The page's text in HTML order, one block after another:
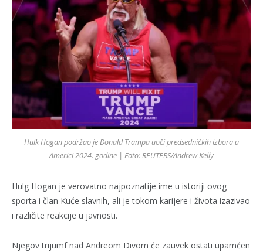
Hulk Hogan podržao je Donald Trampa uoči predsedničkih izbora u
Americi 2024. godine | Foto: REUTERS/Andrew Kelly
Hulg Hogan je verovatno najpoznatije ime u istoriji ovog
sporta i član Kuće slavnih, ali je tokom karijere i života izazivao
i različite reakcije u javnosti.
Njegov trijumf nad Andreom Divom će zauvek ostati upamćen